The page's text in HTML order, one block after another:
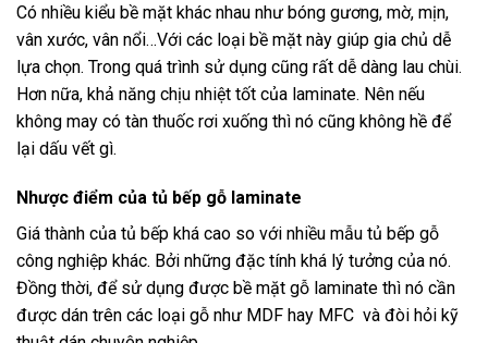
Có nhiều kiểu bề mặt khác nhau như bóng gương, mờ, mịn,
vân xước, vân nổi…Với các loại bề mặt này giúp gia chủ dễ
lựa chọn. Trong quá trình sử dụng cũng rất dễ dàng lau chùi.
Hơn nữa, khả năng chịu nhiệt tốt của laminate. Nên nếu
không may có tàn thuốc rơi xuống thì nó cũng không hề để
lại dấu vết gì.
Nhược điểm của tủ bếp gỗ laminate
Giá thành của tủ bếp khá cao so với nhiều mẫu tủ bếp gỗ
công nghiệp khác. Bởi những đặc tính khá lý tưởng của nó.
Đồng thời, để sử dụng được bề mặt gỗ laminate thì nó cần
được dán trên các loại gỗ như MDF hay MFC và đòi hỏi kỹ